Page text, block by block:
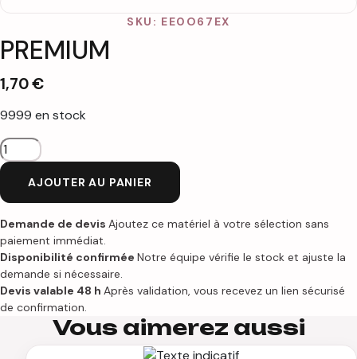
SKU: EE0O67EX
PREMIUM
1,70€
9999 en stock
quantité
de
PremiumAJOUTER AU PANIER
Demande de devis Ajoutez ce matériel à votre sélection sans
paiement immédiat.
Disponibilité confirmée Notre équipe vérifie le stock et ajuste la
demande si nécessaire.
Devis valable 48 h Après validation, vous recevez un lien sécurisé
de confirmation.
Vous aimerez aussi